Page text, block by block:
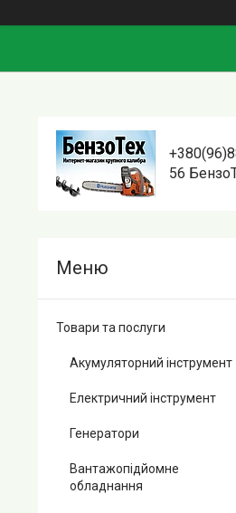
56
Товари та послуги
Акумуляторний інструмент
Електричний інструмент
Генератори
Вантажопідйомне
обладнання